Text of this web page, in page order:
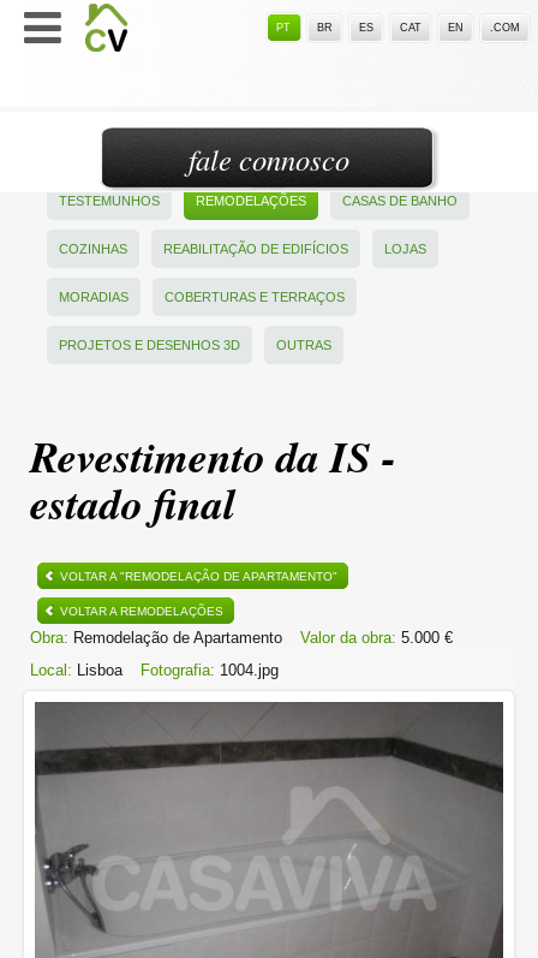
PT BR ES CAT EN .COM
TESTEMUNHOS REMODELAÇÕES CASAS DE BANHO
COZINHAS REABILITAÇÃO DE EDIFÍCIOS LOJAS
MORADIAS COBERTURAS E TERRAÇOS
PROJETOS E DESENHOS 3D OUTRAS
Revestimento da IS -
estado final
VOLTAR A "REMODELAÇÃO DE APARTAMENTO"
VOLTAR A REMODELAÇÕES
Obra: Remodelação de Apartamento Valor da obra: 5.000 €
Local: Lisboa Fotografia: 1004.jpg
fale connosco